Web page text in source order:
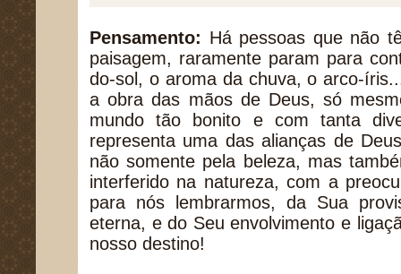
Pensamento: Há pessoas que não
paisagem, raramente param para
do-sol, o aroma da chuva, o arco-
a obra das mãos de Deus, só
mundo tão bonito e com tanta
representa uma das alianças de
não somente pela beleza, mas
interferido na natureza, com a
para nós lembrarmos, da Sua
eterna, e do Seu envolvimento e
nosso destino!